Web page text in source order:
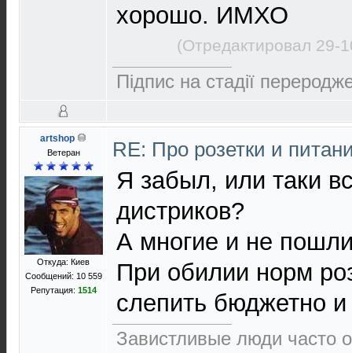
хорошо. ИМХО
(Отредактировал 29-
Підпис на стадії
artshop
Ветеран
Откуда: Киев
Сообщений: 10 559
Репутация: 1514
RE: Про розетки и
Я забыл, или таки
дистриков?
А многие и не
При обилии норм
слепить бюджетно
Завистливые люди часто